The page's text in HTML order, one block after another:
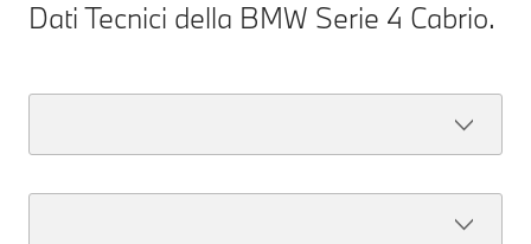
Dati Tecnici della BMW Serie 4 Cabrio.